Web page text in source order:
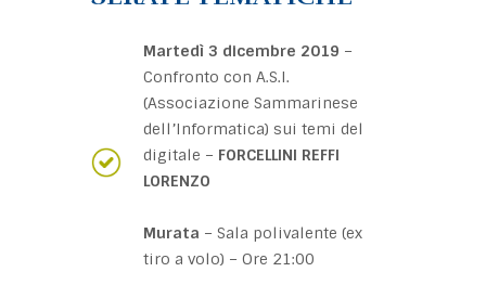
Martedì 3 dicembre 2019 –
Confronto con A.S.I.
(Associazione Sammarinese
dell’Informatica) sui temi del
digitale – FORCELLINI REFFI
LORENZO
Murata – Sala polivalente (ex
tiro a volo) – Ore 21:00